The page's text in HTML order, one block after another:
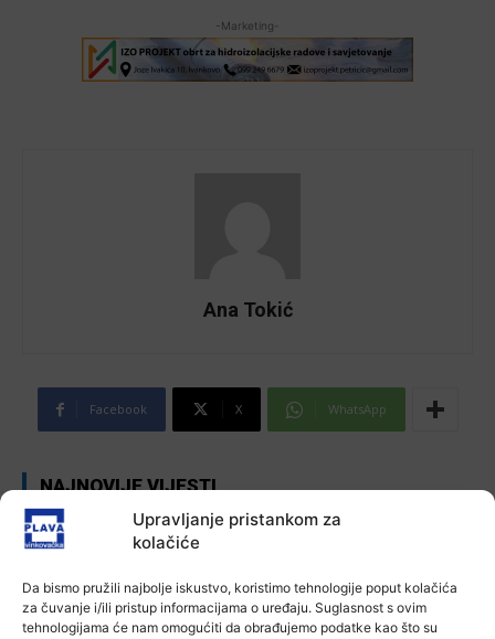
Upravljanje pristankom za
kolačiće
Da bismo pružili najbolje iskustvo, koristimo tehnologije poput kolačića
za čuvanje i/ili pristup informacijama o uređaju. Suglasnost s ovim
tehnologijama će nam omogućiti da obrađujemo podatke kao što su
-Marketing-
Ana Tokić
Facebook X WhatsApp
NAJNOVIJE VIJESTI
Aktualno
Zbog niskog vodostaja otežana
6 kolovoza, 2026